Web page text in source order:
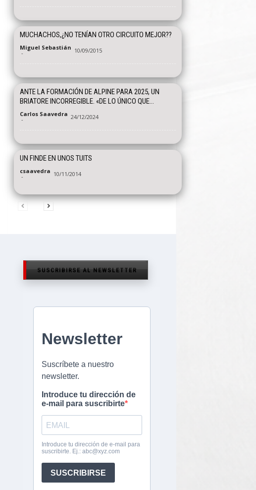
MUCHACHOS,¿NO TENÍAN OTRO CIRCUITO MEJOR??
Miguel Sebastián
- 10/09/2015
ANTE LA FORMACIÓN DE ALPINE PARA 2025, UN
BRIATORE INCORREGIBLE. «DE LO ÚNICO QUE...
Carlos Saavedra
- 24/12/2024
UN FINDE EN UNOS TUITS
csaavedra
- 10/11/2014
SUSCRIBIRSE AL NEWSLETTER